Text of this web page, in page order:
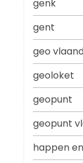
genk
gent
geo
geoloket
geopunt
geopunt
happen